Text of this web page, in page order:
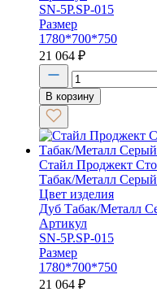
SN-5P.SP-015
Размер
1780*700*750
21 064 ₽
В корзину
Стайл Проджект
Табак/Металл
Цвет изделия
Дуб Табак/Металл
Артикул
SN-5P.SP-015
Размер
1780*700*750
21 064 ₽